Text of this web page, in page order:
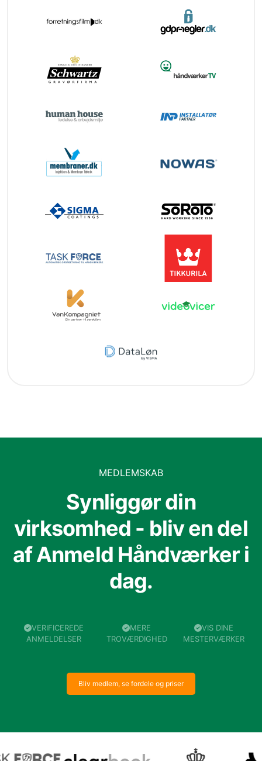
MEDLEMSKAB
Synliggør din
virksomhed - bliv en del
af Anmeld Håndværker i
dag.
VERIFICEREDE
ANMELDELSER
MERE
TROVÆRDIGHED
VIS DINE
MESTERVÆRKER
Bliv medlem, se fordele og priser